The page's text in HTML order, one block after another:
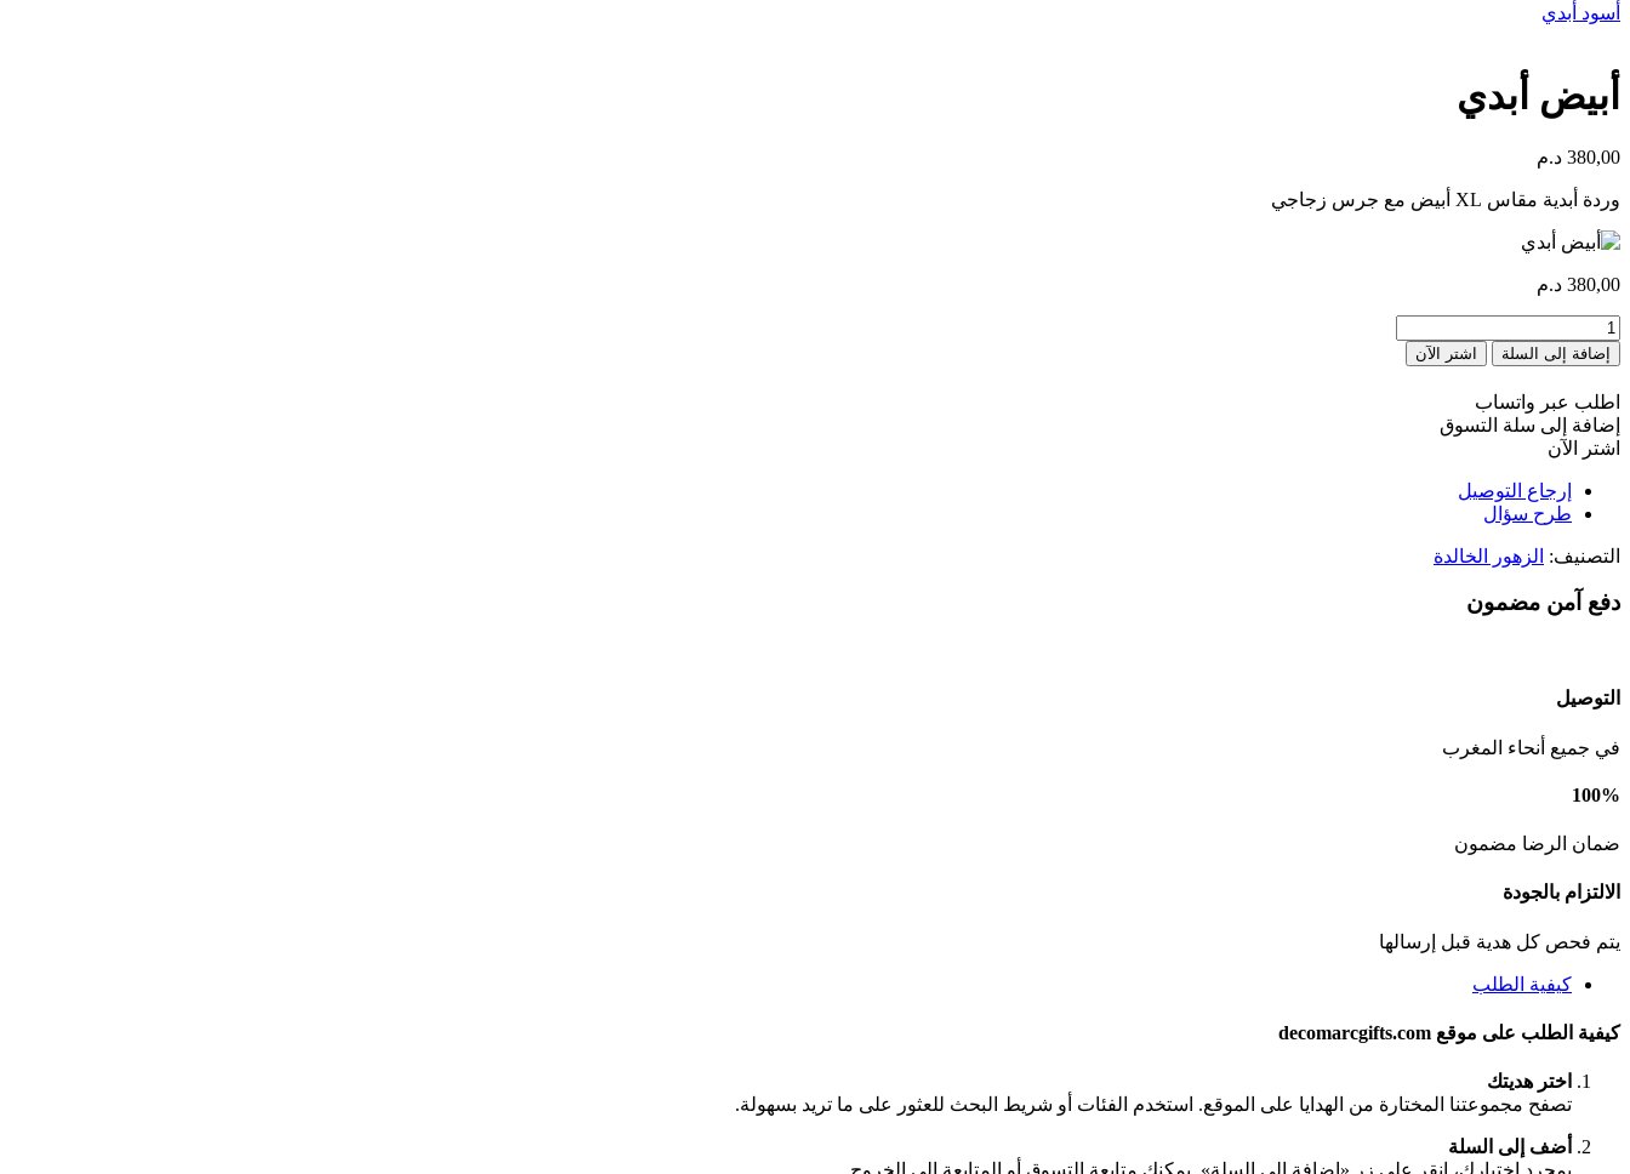
أسود أبدي
أبيض أبدي
380,00 د.م
وردة أبدية مقاس XL أبيض مع جرس زجاجي
380,00 د.م
كمية
Eternelle
blanc
إضافة إلى السلة اشتر الآن
اطلب عبر واتساب
إضافة إلى سلة التسوق
اشتر الآن
إرجاع التوصيل
طرح سؤال
التصنيف: الزهور الخالدة
دفع آمن مضمون
التوصيل
في جميع أنحاء المغرب
100%
ضمان الرضا مضمون
الالتزام بالجودة
يتم فحص كل هدية قبل إرسالها
كيفية الطلب
كيفية الطلب على موقع decomarcgifts.com
اختر هديتك
تصفح مجموعتنا المختارة من الهدايا على الموقع. استخدم الفئات أو شريط البحث للعثور على ما تريد بسهولة.
أضف إلى السلة